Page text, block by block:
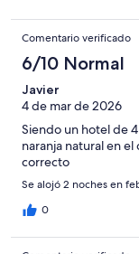
Comentario verificado
6/10 Normal
Javier
4 de mar de 2026
Siendo un hotel de
naranja natural en
correcto
Se alojó 2 noches en
0